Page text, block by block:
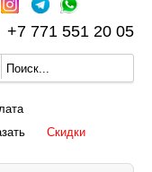
+7 771 551 20 05
Скидки